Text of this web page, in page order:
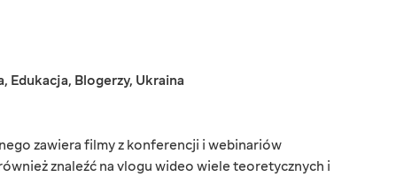
, Edukacja, Blogerzy, Ukraina
zawiera filmy z konferencji i webinariów
znaleźć na vlogu wideo wiele teoretycznych i